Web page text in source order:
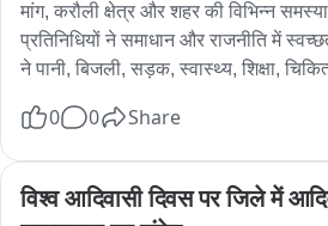
मांग, करौली क्षेत्र और शहर की विभिन्न
प्रतिनिधियों ने समाधान और राजनीति में
ने पानी, बिजली, सड़क, स्वास्थ्य, शिक्षा,
उठायी है। करौली के हटवाडा क्षेत्र स्थित
जैन, नरेश सिंह, जयंत कुमार, मुकुट श्रोत्रिय,
मौजूद रहे। तपन व्यास ने आरोप लगाया कि
0 0 Share
विश्व आदिवासी दिवस पर जिले में